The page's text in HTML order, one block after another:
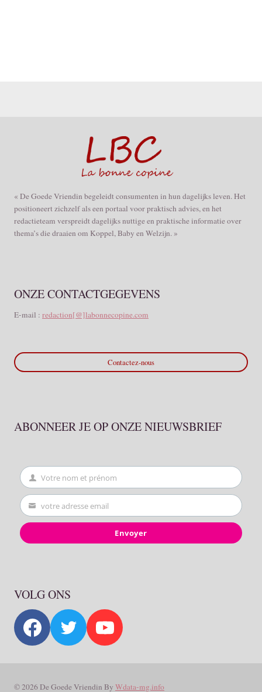
« De Goede Vriendin begeleidt consumenten in hun dagelijks leven. Het
positioneert zichzelf als een portaal voor praktisch advies, en het
redactieteam verspreidt dagelijks nuttige en praktische informatie over
thema’s die draaien om Koppel, Baby en Welzijn. »
ONZE CONTACTGEGEVENS
E-mail : redaction[@]labonnecopine.com
Contactez-nous
ABONNEER JE OP ONZE NIEUWSBRIEF
First
Name
Votre nom et prénom
Your
email
votre adresse email
Envoyer
VOLG ONS
© 2026 De Goede Vriendin By Wdata-mg.info